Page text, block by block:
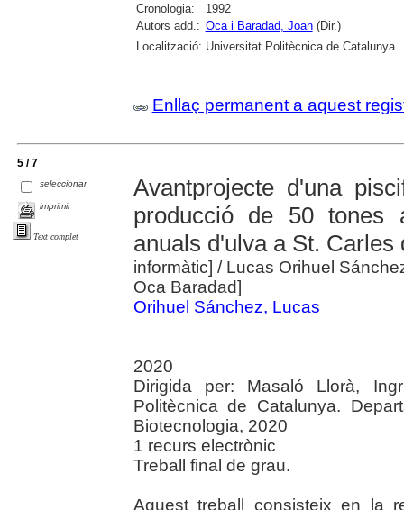
Cronologia:
1992
Autors add.: Oca i Baradad, Joan(Dir.)
Localització: Universitat Politècnica de Catalunya
Enllaç permanent a aquest
5 / 7
seleccionar
imprimir
Text complet
Avantprojecte d'una
producció de 50 tones
anuals d'ulva a St.
informàtic] / Lucas Orihuel
Oca Baradad]
Orihuel Sánchez, Lucas
2020
Dirigida per: Masaló Llorà,
Politècnica de Catalunya.
Biotecnologia, 2020
1 recurs electrònic
Treball final de grau.
Aquest treball consisteix en la